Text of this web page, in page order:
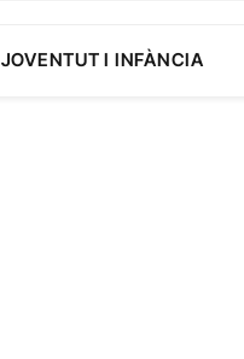
JOVENTUT I INFÀNCIA